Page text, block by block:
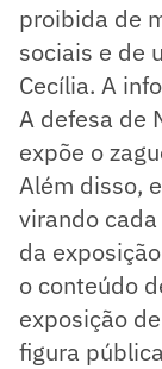
proibida de
sociais e de
Cecília. A
A defesa de
expõe o
Além disso,
virando
da
o conteúdo
exposição
figura